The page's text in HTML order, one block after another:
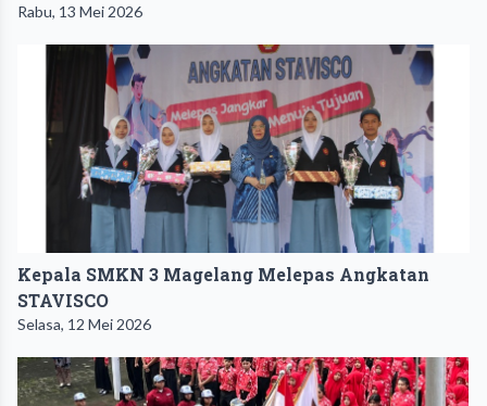
Rabu, 13 Mei 2026
Kepala SMKN 3 Magelang Melepas Angkatan
STAVISCO
Selasa, 12 Mei 2026